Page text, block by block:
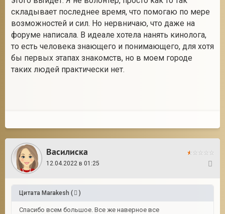
складывает последнее время, что помогаю по мере
возможностей и сил. Но нервничаю, что даже на
форуме написала. В идеале хотела нанять кинолога,
то есть человека знающего и понимающего, для хотя
бы первых этапах знакомств, но в моем городе
таких людей практически нет.
Василиска
12.04.2022 в 01:25
Цитата Marakesh ( )
Спасибо всем большое. Все же наверное все